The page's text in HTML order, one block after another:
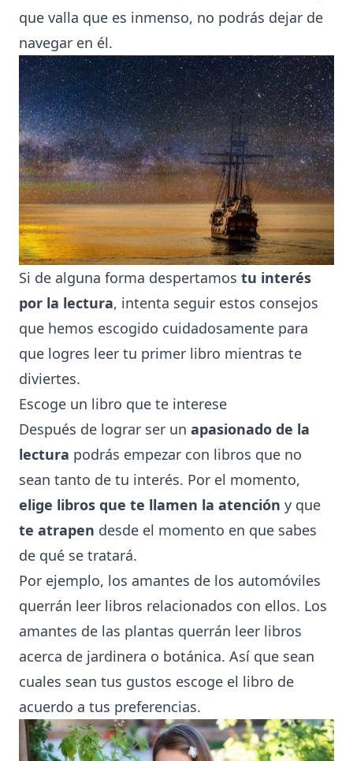
que valla que es inmenso, no podrás dejar de
navegar en él.
Si de alguna forma despertamos tu interés
por la lectura, intenta seguir estos consejos
que hemos escogido cuidadosamente para
que logres leer tu primer libro mientras te
diviertes.
Escoge un libro que te interese
Después de lograr ser un apasionado de la
lectura podrás empezar con libros que no
sean tanto de tu interés. Por el momento,
elige libros que te llamen la atención y que
te atrapen desde el momento en que sabes
de qué se tratará.
Por ejemplo, los amantes de los automóviles
querrán leer libros relacionados con ellos. Los
amantes de las plantas querrán leer libros
acerca de jardinera o botánica. Así que sean
cuales sean tus gustos escoge el libro de
acuerdo a tus preferencias.